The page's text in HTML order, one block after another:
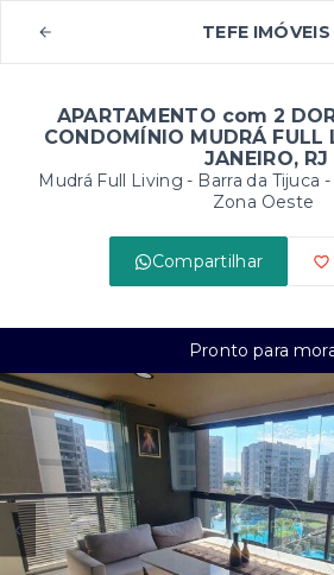
TEFE IMÓVEIS
APARTAMENTO com 2
CONDOMÍNIO MUDRÁ FULL
JANEIRO, RJ
Mudrá Full Living - Barra da Tijuca
Zona Oeste
Compartilhar
Pronto para